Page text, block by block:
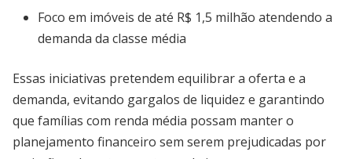
Foco em imóveis de até R$ 1,5 milhão atendendo a
demanda da classe média
Essas iniciativas pretendem equilibrar a oferta e a
demanda, evitando gargalos de liquidez e garantindo
que famílias com renda média possam manter o
planejamento financeiro sem serem prejudicadas por